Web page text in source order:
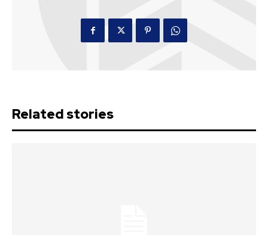
Related stories